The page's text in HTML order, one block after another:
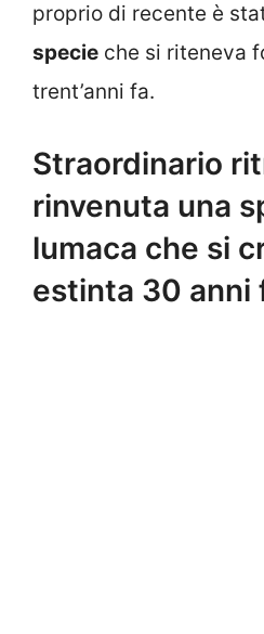
proprio di recente è
specie che si riteneva
trent’anni fa.
Straordinario
rinvenuta una
lumaca che si
estinta 30 anni